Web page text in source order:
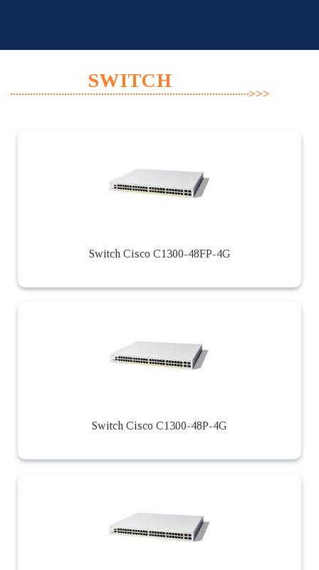
SWITCH
Switch Cisco C1300-48FP-4G
Switch Cisco C1300-48P-4G